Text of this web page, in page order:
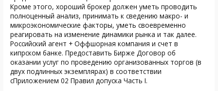
Кроме этого, хороший брокер должен уметь проводить
полноценный анализ, принимать к сведению макро- и
микроэкономические факторы, уметь своевременно
реагировать на изменение динамики рынка и так далее.
Российский агент + Оффшорная компания и счет в
кипрском банке. Предоставить Бирже Договор об
оказании услуг по проведению организованных торгов (в
двух подлинных экземплярах) в соответствии
сПриложением 02 Правил допуска Часть I.